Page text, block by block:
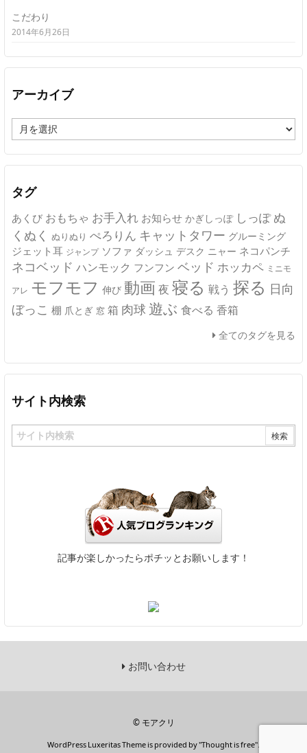
こだわり
2014年6月26日
アーカイブ
ー
カ
イ
タグ
あくび おもちゃ お手入れ お知らせ かぎしっぽ しっぽ ぬ
くぬく ぬりぬり ぺろりん キャットタワー グルーミング
ジェット耳 ジャンプ ソファ ダッシュ デスク ニャー ネコパンチ
ネコベッド ハンモック フンフン ベッド ホッカペ ミニモ
アレ モフモフ 伸び 動画 夜 寝る 戦う 探る 日向
ぼっこ 棚 爪とぎ 窓 箱 肉球 遊ぶ 食べる 香箱
全てのタグを見る
サイト内検索
記事が楽しかったらポチッとお願いします！
お問い合わせ
© モアクリ
WordPress Luxeritas Theme is provided by "Thought is free".